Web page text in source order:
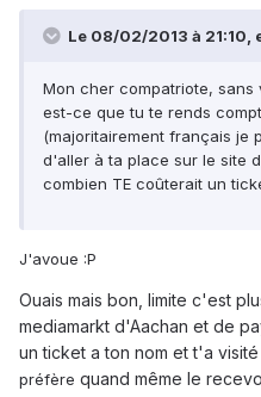
Le 08/02/2013 à 21:10,
Mon cher compatriote, sans
est-ce que tu te rends
(majoritairement français je
d'aller à ta place sur le site
combien TE coûterait un
J'avoue :P
Ouais mais bon, limite c'est
mediamarkt d'Aachan et de
un ticket a ton nom et t'a
préfère quand même le